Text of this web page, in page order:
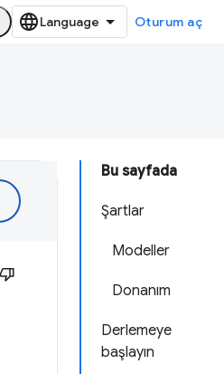
Oturum aç
Bu sayfada
Şartlar
Modeller
Donanım
Derlemeye
başlayın